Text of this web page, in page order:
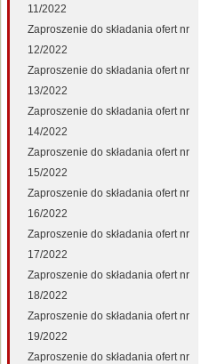
11/2022
Zaproszenie do składania ofert nr
12/2022
Zaproszenie do składania ofert nr
13/2022
Zaproszenie do składania ofert nr
14/2022
Zaproszenie do składania ofert nr
15/2022
Zaproszenie do składania ofert nr
16/2022
Zaproszenie do składania ofert nr
17/2022
Zaproszenie do składania ofert nr
18/2022
Zaproszenie do składania ofert nr
19/2022
Zaproszenie do składania ofert nr